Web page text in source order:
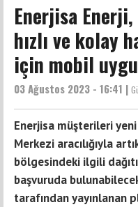
Enerjisa
hızlı ve kolay
için mobil
03 Ağustos 2023 - 16:41 |
Enerjisa müşterileri
Merkezi aracılığıyla
bölgesindeki ilgili
başvuruda
tarafından yayınlanan